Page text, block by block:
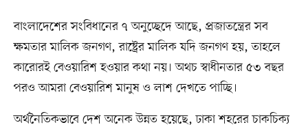
বাংলাদেশের সংবিধানের ৭ অনুচ্ছেদে আছে, প্রজাতন্ত্রের সব
ক্ষমতার মালিক জনগণ, রাষ্ট্রের মালিক যদি জনগণ হয়, তাহলে
কারোরই বেওয়ারিশ হওয়ার কথা নয়। অথচ স্বাধীনতার ৫৩ বছর
পরও আমরা বেওয়ারিশ মানুষ ও লাশ দেখতে পাচ্ছি।
অর্থনৈতিকভাবে দেশ অনেক উন্নত হয়েছে, ঢাকা শহরের চাকচিক্য